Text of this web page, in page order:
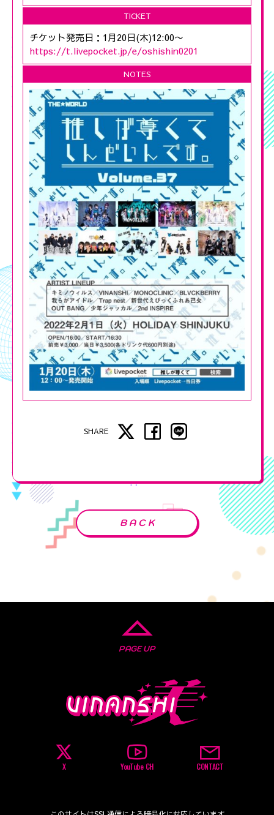
TICKET
チケット発売日：1月20日(木)12:00〜
https://t.livepocket.jp/e/oshishin0201
NOTES
SHARE
BACK
PAGE UP
X YouTube CH CONTACT